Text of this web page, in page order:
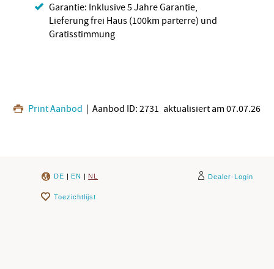
Garantie: Inklusive 5 Jahre Garantie,
Lieferung frei Haus (100km parterre) und
Gratisstimmung
Print Aanbod | Aanbod ID: 2731 aktualisiert am 07.07.26
DE | EN | NL Dealer-Login
Toezichtlijst